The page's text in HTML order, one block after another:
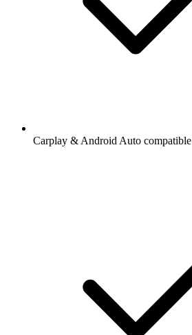
Carplay & Android Auto compatible